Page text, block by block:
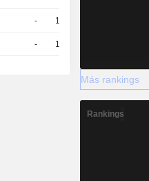
- 10
- 10
Más rankings
Rankings